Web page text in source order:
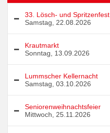
33. Lösch- und Spritzenfest
Samstag, 22.08.2026
Krautmarkt
Sonntag, 13.09.2026
Lummscher Kellernacht
Samstag, 03.10.2026
Seniorenweihnachtsfeier
Mittwoch, 25.11.2026